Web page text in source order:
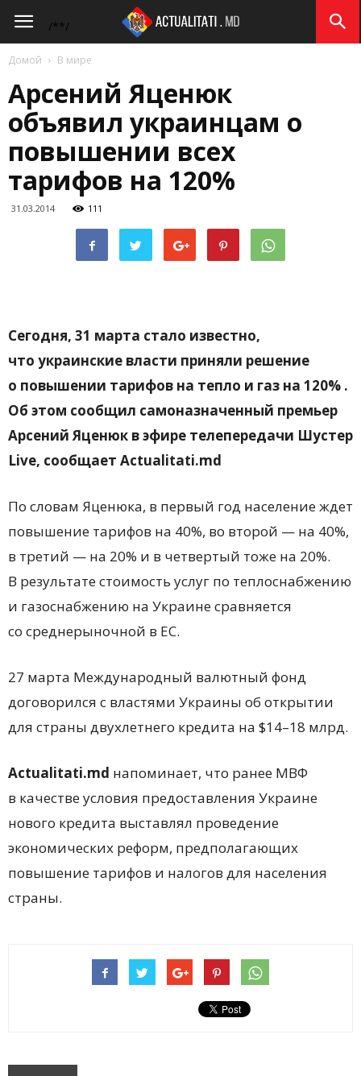
/**/
Actualitati.md
Домой В мире
Арсений Яценюк
объявил украинцам о
повышении всех
тарифов на 120%
31.03.2014 111
Сегодня, 31 марта стало известно,
что украинские власти приняли решение
о повышении тарифов на тепло и газ на 120% .
Об этом сообщил самоназначенный премьер
Арсений Яценюк в эфире телепередачи Шустер
Live, сообщает Actualitati.md
По словам Яценюка, в первый год население ждет
повышение тарифов на 40%, во второй — на 40%,
в третий — на 20% и в четвертый тоже на 20%.
В результате стоимость услуг по теплоснабжению
и газоснабжению на Украине сравняется
со среднерыночной в ЕС.
27 марта Международный валютный фонд
договорился с властями Украины об открытии
для страны двухлетнего кредита на $14–18 млрд.
Actualitati.md напоминает, что ранее МВФ
в качестве условия предоставления Украине
нового кредита выставлял проведение
экономических реформ, предполагающих
повышение тарифов и налогов для населения
страны.